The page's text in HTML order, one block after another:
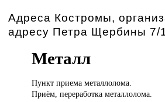
Адреса Костромы,
адресу Петра Щербины 7/
Металл
Пункт приемаметаллолома.
Приём, переработка металлолома.